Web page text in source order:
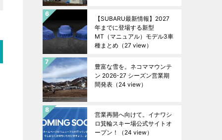
【SUBARU最新情報】2027
年までに登場する新型
MT（マニュアル）モデル3車
種まとめ （27 view）
豊富な雪を。ネコママウンテ
ン 2026-27 シーズン営業期
間発表 （24 view）
営業再開へ向けて。イナワシ
ロ箕輪スキー場公式サイトオ
ープン！
（24 view）